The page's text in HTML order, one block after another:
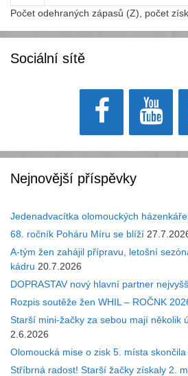
Počet odehraných zápasů (Z), počet
Sociální sítě
Nejnovější příspěvky
Jedenadvacítka olomouckých
68. ročník Poháru Míru se blíží
A-tým žen zahájil přípravu, letošní
kádru 20.7.2026
DOPRASTAV nový hlavní partner
Rozpis soutěže žen WHIL – ROČNK
Starší mini-žačky za sebou mají několik
2.6.2026
Olomoucká mise o zisk 5. místa skončila
Stříbrná radost! Starší žačky získaly 2.